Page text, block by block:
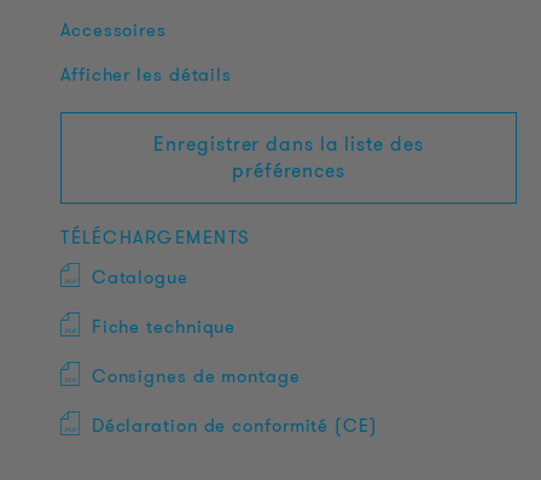
Accessoires
Afficher les détails
Enregistrer dans la liste des
préférences
TÉLÉCHARGEMENTS
Catalogue
Fiche technique
Consignes de montage
Déclaration de conformité (CE)